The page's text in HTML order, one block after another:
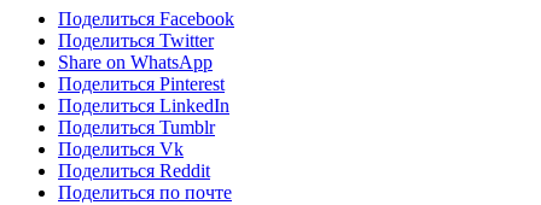
Поделиться Facebook
Поделиться Twitter
Share on WhatsApp
Поделиться Pinterest
Поделиться LinkedIn
Поделиться Tumblr
Поделиться Vk
Поделиться Reddit
Поделиться по почте